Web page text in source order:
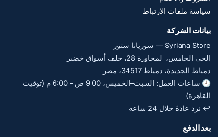
سياسة ملفات الارتباط
بيانات الشركة
Syriana Store — سوريانا ستور
الحي الخامس، المجاورة 28، خلف أسواق خضير
دمياط الجديدة، دمياط 34517، مصر
🕘 ساعات العمل: السبت–الخميس، 9:00 ص – 6:00 م (توقيت
القاهرة)
↩️ نرد عادةً خلال 24 ساعة
بعد الدفع